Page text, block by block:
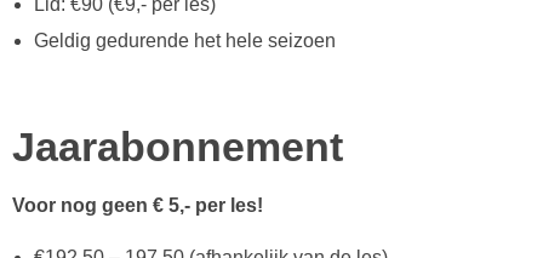
Geldig gedurende het hele seizoen
Jaarabonnement
Voor nog geen € 5,- per les!